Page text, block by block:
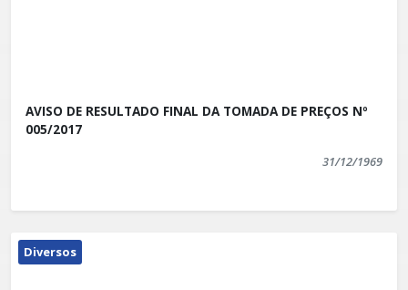
AVISO DE RESULTADO FINAL DA TOMADA DE PREÇOS Nº
005/2017
31/12/1969
Diversos